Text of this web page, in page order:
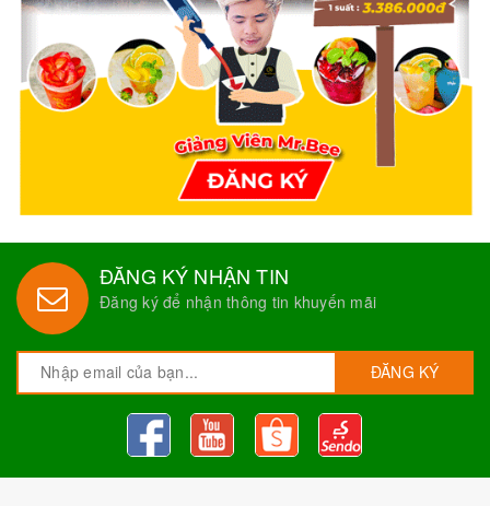
ĐĂNG KÝ NHẬN TIN
Đăng ký để nhận thông tin khuyến mãi
ĐĂNG KÝ